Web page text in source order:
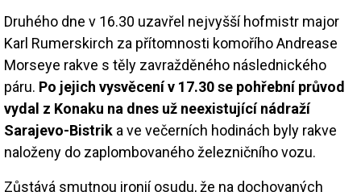
Druhého dne v 16.30 uzavřel nejvyšší hofmistr major
Karl Rumerskirch za přítomnosti komořího Andrease
Morseye rakve s těly zavražděného následnického
páru. Po jejich vysvěcení v 17.30 se pohřební průvod
vydal z Konaku na dnes už neexistující nádraží
Sarajevo-Bistrik a ve večerních hodinách byly rakve
naloženy do zaplombovaného železničního vozu.
Zůstává smutnou ironií osudu, že na dochovaných